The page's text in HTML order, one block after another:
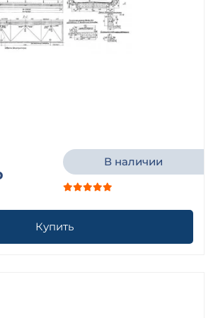
В наличии
Купить